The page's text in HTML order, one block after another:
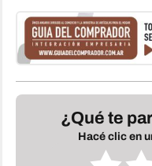
¿Qué te
Hacé clic en